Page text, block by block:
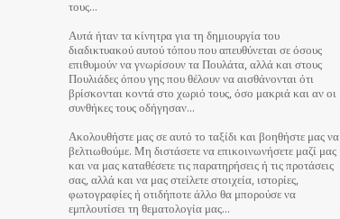
τους…
Αυτά ήταν τα κίνητρα για τη δημιουργία του
διαδικτυακού αυτού τόπου που απευθύνεται σε όσους
επιθυμούν να γνωρίσουν τα Πουλάτα, αλλά και στους
Πουλιάδες όπου γης που θέλουν να αισθάνονται ότι
βρίσκονται κοντά στο χωριό τους, όσο μακριά και αν οι
συνθήκες τους οδήγησαν…
Ακολουθήστε μας σε αυτό το ταξίδι και βοηθήστε μας να
βελτιωθούμε. Μη διστάσετε να επικοινωνήσετε μαζί μας
και να μας καταθέσετε τις παρατηρήσεις ή τις προτάσεις
σας, αλλά και να μας στείλετε στοιχεία, ιστορίες,
φωτογραφίες ή οτιδήποτε άλλο θα μπορούσε να
εμπλουτίσει τη θεματολογία μας…